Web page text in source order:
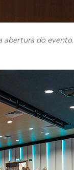
abertura do evento.